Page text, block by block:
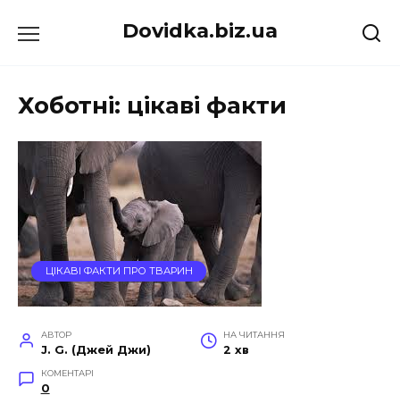
до
Dovidka.biz.ua
Хоботні: цікаві факти
ЦІКАВІ ФАКТИ ПРО ТВАРИН
АВТОР
J. G. (Джей Джи)
НА ЧИТАННЯ
2 хв
КОМЕНТАРІ
0